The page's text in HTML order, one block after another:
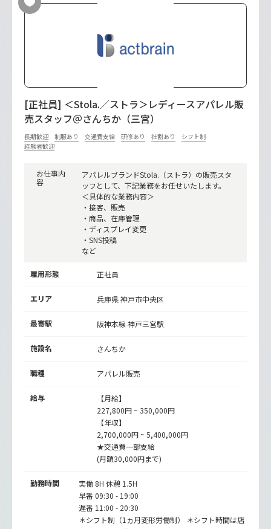
[正社員] ＜Stola.／ストラ＞レディースアパレル販
売スタッフ＠さんちか（三宮）
長期歓迎 制服あり 交通費支給 研修あり 社割あり
シフト制
経験者歓迎
お仕事内
容
アパレルブランドStola.（ストラ）の販売スタ
ッフとして、下記業務をお任せいたします。
＜具体的な業務内容＞
・接客、販売
・商品、在庫管理
・ディスプレイ変更
・SNS投稿
など
雇用形態 正社員
エリア 兵庫県 神戸市中央区
最寄駅 阪神本線神戸三宮駅
施設名 さんちか
職種 アパレル販売
給与
【月給】
227,800円 ~ 350,000円
【年収】
2,700,000円 ~ 5,400,000円
★交通費一部支給
(月額30,000円まで)
勤務時間
実働 8H 休憩 1.5H
早番 09:30 - 19:00
遅番 11:00 - 20:30
＊シフト制（1ヵ月変形労働制） ＊シフト時間は店